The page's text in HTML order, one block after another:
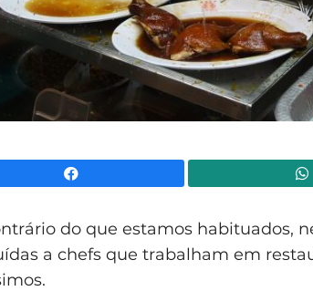
do que estamos habituados,
a chefs que trabalham em